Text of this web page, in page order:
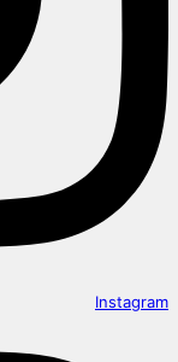
Instagram